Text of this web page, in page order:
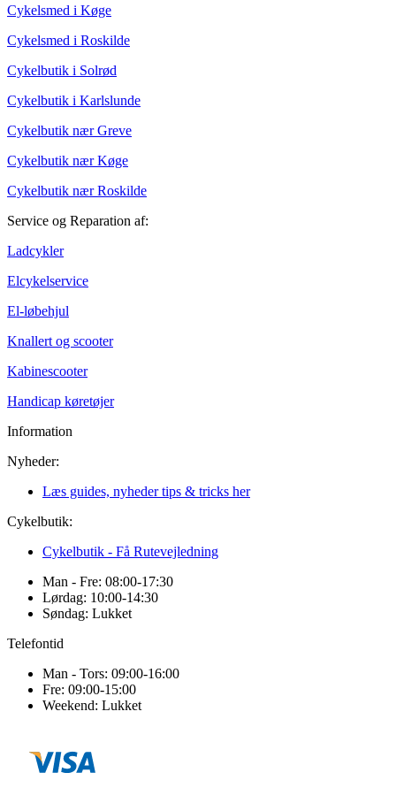
Cykelsmed i Køge
Cykelsmed i Roskilde
Cykelbutik i Solrød
Cykelbutik i Karlslunde
Cykelbutik nær Greve
Cykelbutik nær Køge
Cykelbutik nær Roskilde
Service og Reparation af:
Ladcykler
Elcykelservice
El-løbehjul
Knallert og scooter
Kabinescooter
Handicap køretøjer
Information
Nyheder:
Læs guides, nyheder tips & tricks her
Cykelbutik:
Cykelbutik - Få Rutevejledning
Man - Fre: 08:00-17:30
Lørdag: 10:00-14:30
Søndag: Lukket
Telefontid
Man - Tors: 09:00-16:00
Fre: 09:00-15:00
Weekend: Lukket